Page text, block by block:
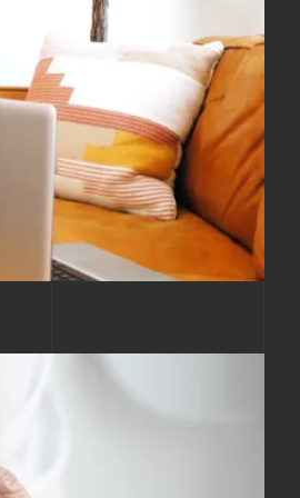
na vzdělání, ale i na pohodlí našich
kancelářích máme odpočinkovou
odreagování, na našich terasách
a pořádáme společné večeře, na
nejen pracovní záležitosti.